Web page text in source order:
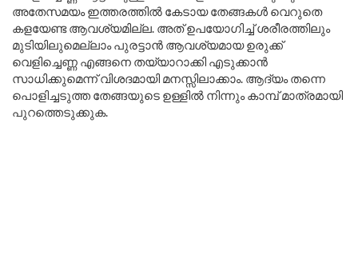
അതേസമയം ഇത്തരത്തിൽ കേടായ തേങ്ങകൾ വെറുതെ
കളയേണ്ട ആവശ്യമില്ല. അത് ഉപയോഗിച്ച് ശരീരത്തിലും
മുടിയിലുമെല്ലാം പുരട്ടാൻ ആവശ്യമായ ഉരുക്ക്
വെളിച്ചെണ്ണ എങ്ങനെ തയ്യാറാക്കി എടുക്കാൻ
സാധിക്കുമെന്ന് വിശദമായി മനസ്സിലാക്കാം. ആദ്യം തന്നെ
പൊളിച്ചടുത്ത തേങ്ങയുടെ ഉള്ളിൽ നിന്നും കാമ്പ് മാത്രമായി
പുറത്തെടുക്കുക.